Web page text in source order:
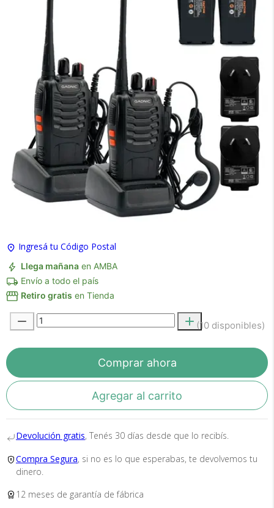
Ingresá tu Código Postal
Llega mañana en AMBA
Envío a todo el país
Retiro gratis en Tienda
(10 disponibles)
Comprar ahora
Agregar al carrito
Devolución gratis, Tenés 30 días desde que lo recibís.
Compra Segura, si no es lo que esperabas, te devolvemos tu
dinero.
12 meses de garantía de fábrica
Medios de Pago
te devolvemos tu dinero.
En Bidcom te aseguramos recibir el producto
que esperabas o te devolvemos el 100% de tu
dinero!